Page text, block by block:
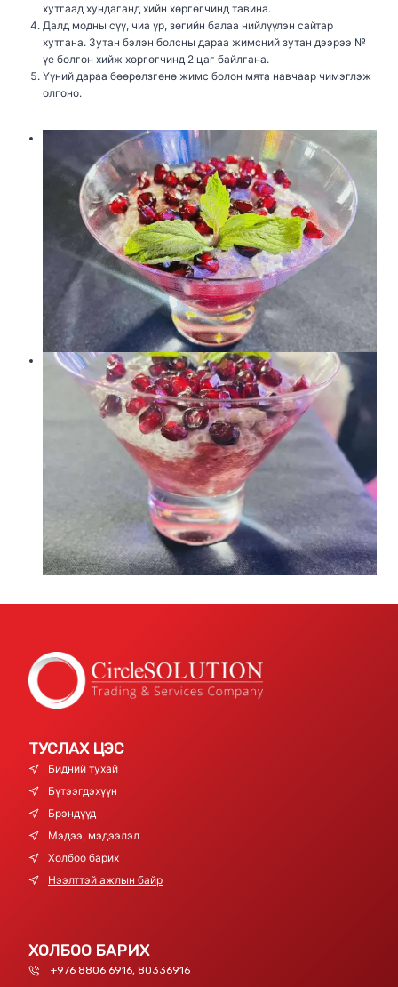
хутгаад хундаганд хийн хөргөгчинд тавина.
Далд модны сүү, чиа үр, зөгийн балаа нийлүүлэн сайтар
хутгана. Зутан бэлэн болсны дараа жимсний зутан дээрээ №
үе болгон хийж хөргөгчинд 2 цаг байлгана.
Үүний дараа бөөрөлзгөнө жимс болон мята навчаар чимэглэж
олгоно.
ТУСЛАХ ЦЭС
Бидний тухай
Бүтээгдэхүүн
Брэндүүд
Мэдээ, мэдээлэл
Холбоо барих
Нээлттэй ажлын байр
ХОЛБОО БАРИХ
+976 8806 6916, 80336916